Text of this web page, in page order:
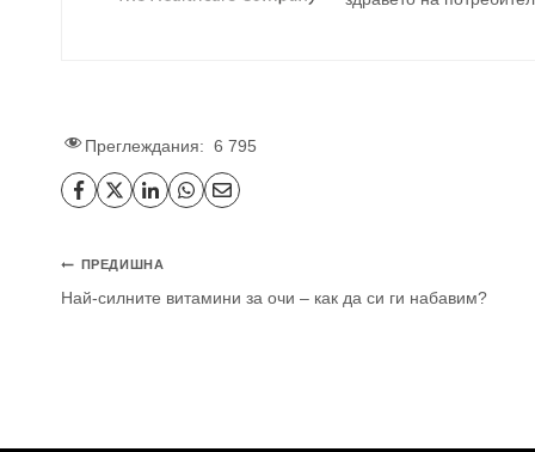
Преглеждания: 6 795
ПРЕДИШНА
Най-силните витамини за очи – как да си ги набавим?